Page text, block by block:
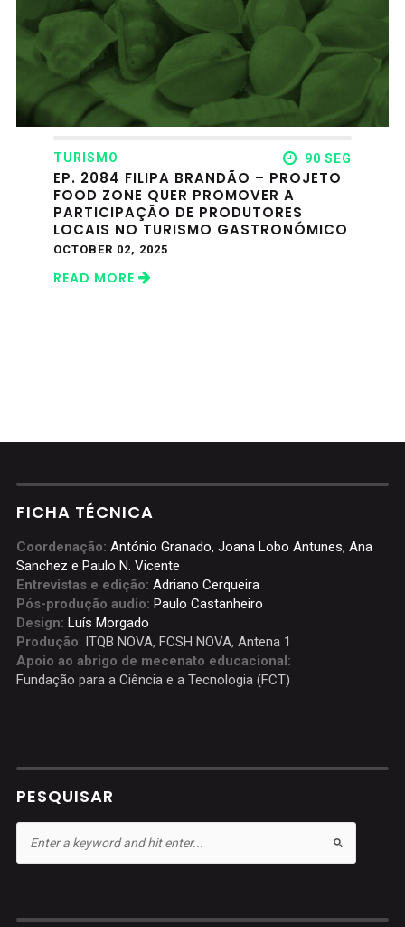
TURISMO 90 SEG
EP. 2084 FILIPA BRANDÃO – PROJETO
FOOD ZONE QUER PROMOVER A
PARTICIPAÇÃO DE PRODUTORES
LOCAIS NO TURISMO GASTRONÓMICO
OCTOBER 02, 2025
READ MORE
FICHA TÉCNICA
Coordenação: António Granado, Joana Lobo Antunes, Ana
Sanchez e Paulo N. Vicente
Entrevistas e edição: Adriano Cerqueira
Pós-produção audio: Paulo Castanheiro
Design: Luís Morgado
Produção: ITQB NOVA, FCSH NOVA, Antena 1
Apoio ao abrigo de mecenato educacional:
Fundação para a Ciência e a Tecnologia (FCT)
PESQUISAR